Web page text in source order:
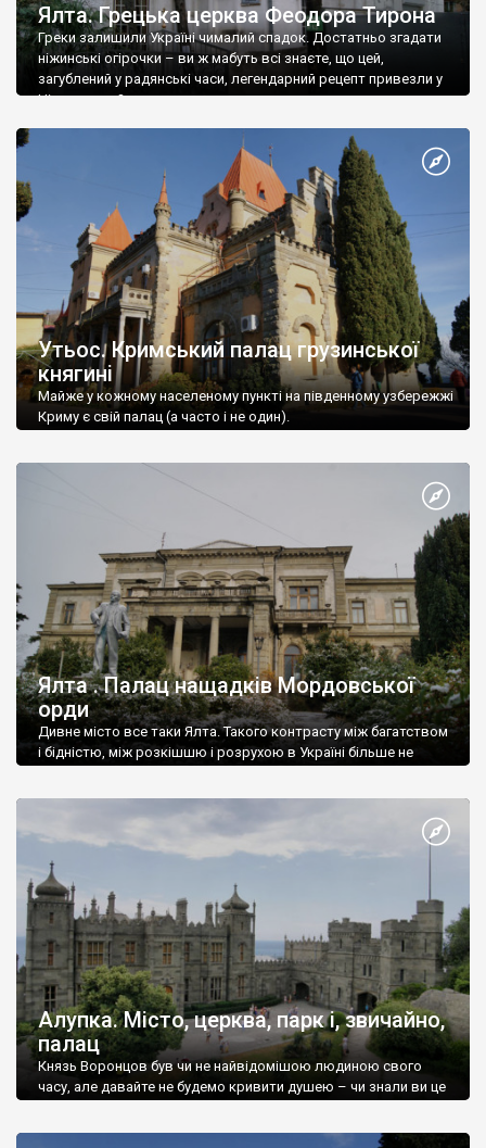
Ялта. Грецька церква Феодора Тирона
Греки залишили Україні чималий спадок. Достатньо згадати
ніжинські огірочки – ви ж мабуть всі знаєте, що цей,
загублений у радянські часи, легендарний рецепт привезли у
Ніжин греки?
Утьос. Кримський палац грузинської
княгині
Майже у кожному населеному пункті на південному узбережжі
Криму є свій палац (а часто і не один).
Ялта . Палац нащадків Мордовської
орди
Дивне місто все таки Ялта. Такого контрасту між багатством
і бідністю, між розкішшю і розрухою в Україні більше не
Алупка. Місто, церква, парк і, звичайно,
палац
Князь Воронцов був чи не найвідомішою людиною свого
часу, але давайте не будемо кривити душею – чи знали ви це